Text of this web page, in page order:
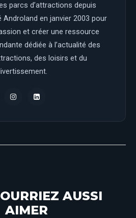
parcs d’attractions depuis
Androland en janvier 2003 pour
et créer une ressource
dédiée à l’actualité des
des loisirs et du
AUSSI
AIMER